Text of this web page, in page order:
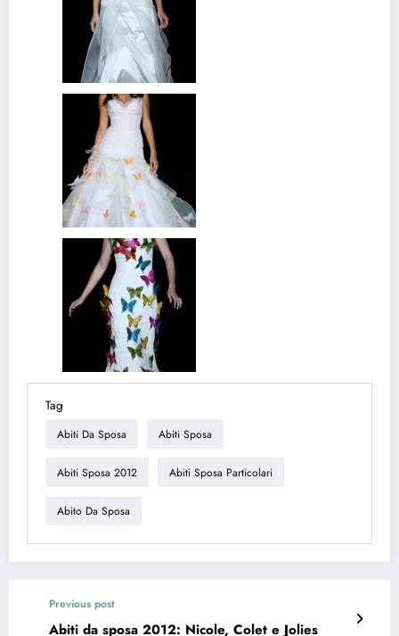
Tag
Abiti Da Sposa Abiti Sposa
Abiti Sposa 2012 Abiti Sposa Particolari
Abito Da Sposa
Previous post
Abiti da sposa 2012: Nicole, Colet e Jolies